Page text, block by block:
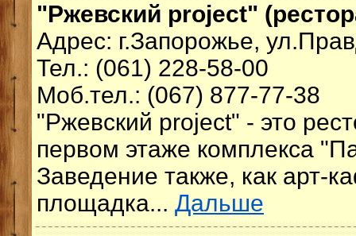
"Ржевский project"
Адрес: г.Запорожье,
Тел.: (061) 228-58-00
Моб.тел.: (067) 877-77-38
"Ржевский project" - это
первом этаже комплекса
Заведение также, как арт-
площадка... Дальше